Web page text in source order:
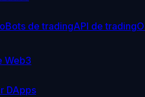
Bots de tradingAPI de trading
Web3
DApps